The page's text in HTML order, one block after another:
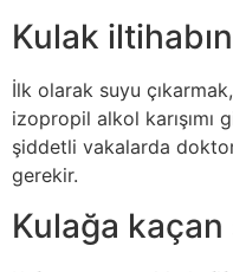
Kulak
İlk olarak suyu
izopropil alkol karışımı
şiddetli vakalarda
gerekir.
Kulağa kaçan